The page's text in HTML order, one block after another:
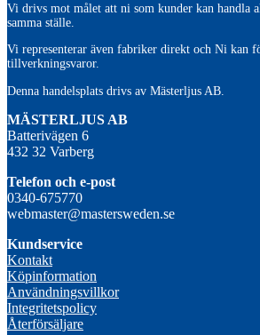
Vi drivs mot målet att ni som kunder kan handla
samma ställe.
Vi representerar även fabriker direkt och Ni kan
tillverkningsvaror.
Denna handelsplats drivs av Mästerljus AB.
MÄSTERLJUS AB
Batterivägen 6
432 32 Varberg
Telefon och e-post
0340-675770
webmaster@mastersweden.se
Kundservice
Kontakt
Köpinformation
Användningsvillkor
Integritetspolicy
Återförsäljare